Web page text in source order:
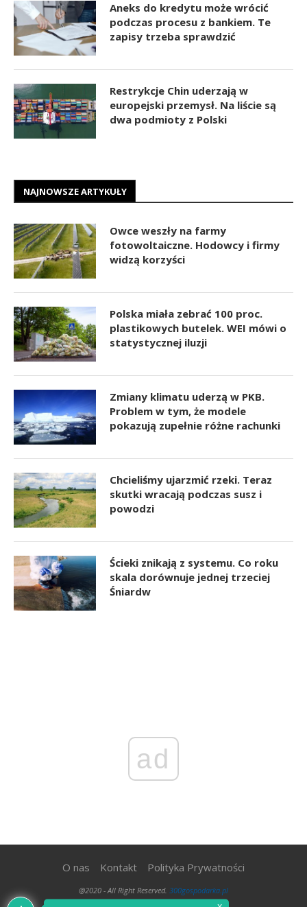
Aneks do kredytu może wrócić
podczas procesu z bankiem. Te
zapisy trzeba sprawdzić
Restrykcje Chin uderzają w
europejski przemysł. Na liście są
dwa podmioty z Polski
NAJNOWSZE ARTYKUŁY
Owce weszły na farmy
fotowoltaiczne. Hodowcy i firmy
widzą korzyści
Polska miała zebrać 100 proc.
plastikowych butelek. WEI mówi o
statystycznej iluzji
Zmiany klimatu uderzą w PKB.
Problem w tym, że modele
pokazują zupełnie różne rachunki
Chcieliśmy ujarzmić rzeki. Teraz
skutki wracają podczas susz i
powodzi
Ścieki znikają z systemu. Co roku
skala dorównuje jednej trzeciej
Śniardw
ad
O nas Kontakt Polityka Prywatności
@2020 - All Right Reserved. 300gospodarka.pl